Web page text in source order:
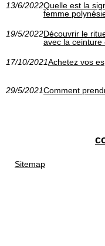
13/6/2022Quelle est la
femme
19/5/2022Découvrir le
avec la ceinture
17/10/2021Achetez vos
29/5/2021Comment
Sitemap